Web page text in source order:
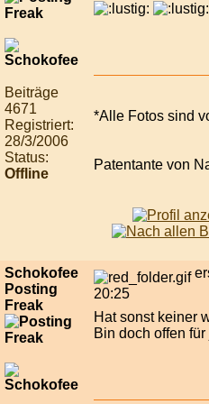
Beiträge
4671
Registriert:
28/3/2006
Status:
Offline
*Alle Fotos sind
Patentante von
Schokofee
Posting
Freak
20:25
Hat sonst keiner
Bin doch offen